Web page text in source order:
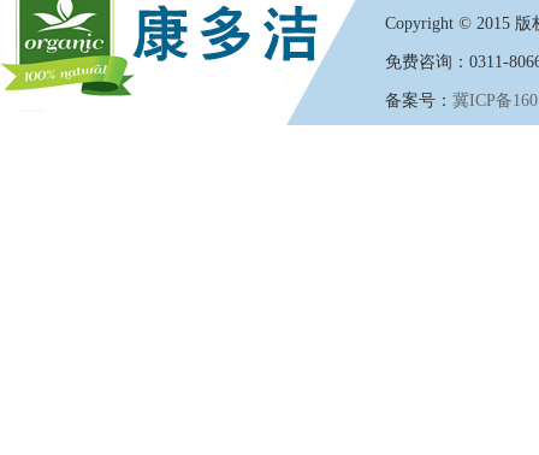
Copyright © 2015 版
免费咨询：0311-
备案号： 冀ICP备